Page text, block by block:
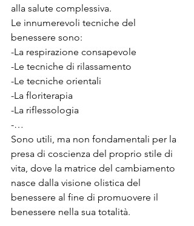
alla salute complessiva.
Le innumerevoli tecniche del
benessere sono:
-La respirazione consapevole
-Le tecniche di rilassamento
-Le tecniche orientali
-La floriterapia
-La riflessologia
-…
Sono utili, ma non fondamentali per la
presa di coscienza del proprio stile di
vita, dove la matrice del cambiamento
nasce dalla visione olistica del
benessere al fine di promuovere il
benessere nella sua totalità.